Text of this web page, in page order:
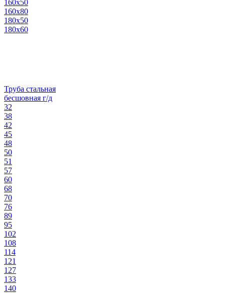
160х50
160х80
180х50
180х60
Труба стальная
бесшовная г/д
32
38
42
45
48
50
51
57
60
68
70
76
89
95
102
108
114
121
127
133
140